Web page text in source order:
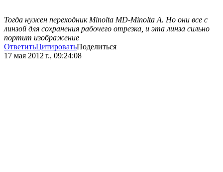
Тогда нужен переходник Minolta MD-Minolta A. Но они все с
линзой для сохранения рабочего отрезка, и эта линза сильно
портит изображение
ОтветитьЦитироватьПоделиться
17 мая 2012 г., 09:24:08